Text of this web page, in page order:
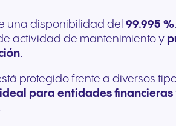
una disponibilidad del 99.995 %
actividad de mantenimiento y
.
protegido frente a diversos
ideal para entidades